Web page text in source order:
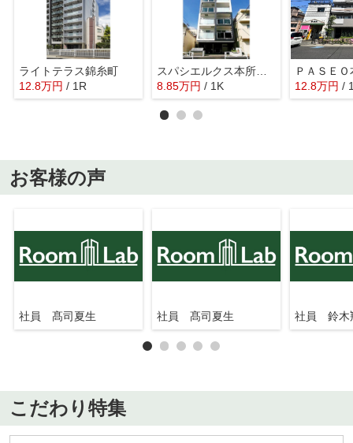
ライトテラス錦糸町
12.8万円 / 1R
スパシエルクス本所吾妻橋
8.85万円 / 1K
ＰＡＳＥ
12.8万円 /
お客様の声
社員 髙司夏生 社員 髙司夏生 社員 鈴木
こだわり特集